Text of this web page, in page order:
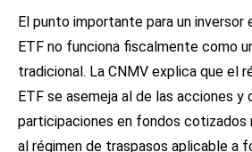
El punto importante para un inversor
ETF no funciona fiscalmente como
tradicional. La CNMV explica que el
ETF se asemeja al de las acciones y
participaciones en fondos cotizados
al régimen de traspasos aplicable a